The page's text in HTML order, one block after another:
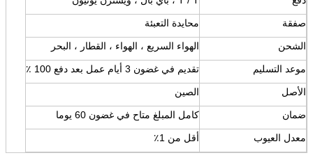
صفقة محايدة التعبئة
الشحن الهواء السريع ، الهواء ، القطار ، البحر
موعد التسليم تقديم في غضون 3 أيام عمل بعد دفع 100 ٪
الأصل الصين
ضمان كامل المبلغ متاح في غضون 60 يوما
معدل العيوب أقل من 1٪